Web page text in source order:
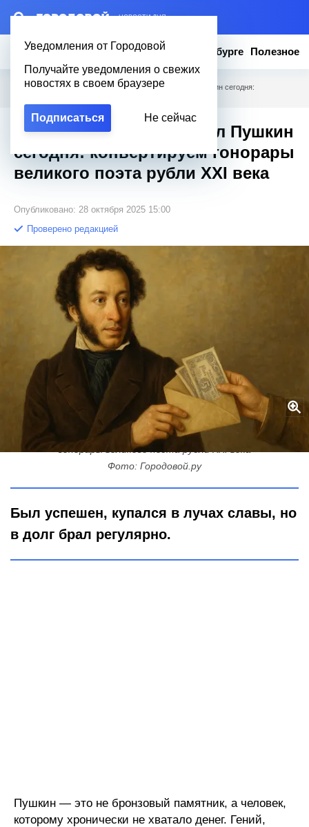
– НОВОСТИ ДНЯ
Уведомления от Городовой
Получайте уведомления о свежих
новостях в своем браузере
Подписаться Не сейчас
Новости Эксклюзив Вопросы о Петербурге Полезное
Городовой Полезное / Сколько бы зарабатывал Пушкин сегодня:
Сколько бы зарабатывал Пушкин
сегодня: конвертируем гонорары
великого поэта рубли XXI века
Опубликовано: 28 октября 2025 15:00
Проверено редакцией
Сколько бы зарабатывал Пушкин сегодня: конвертируем
гонорары великого поэта рубли XXI века
Фото: Городовой.ру
Был успешен, купался в лучах славы, но
в долг брал регулярно.
Пушкин — это не бронзовый памятник, а человек,
которому хронически не хватало денег. Гений,